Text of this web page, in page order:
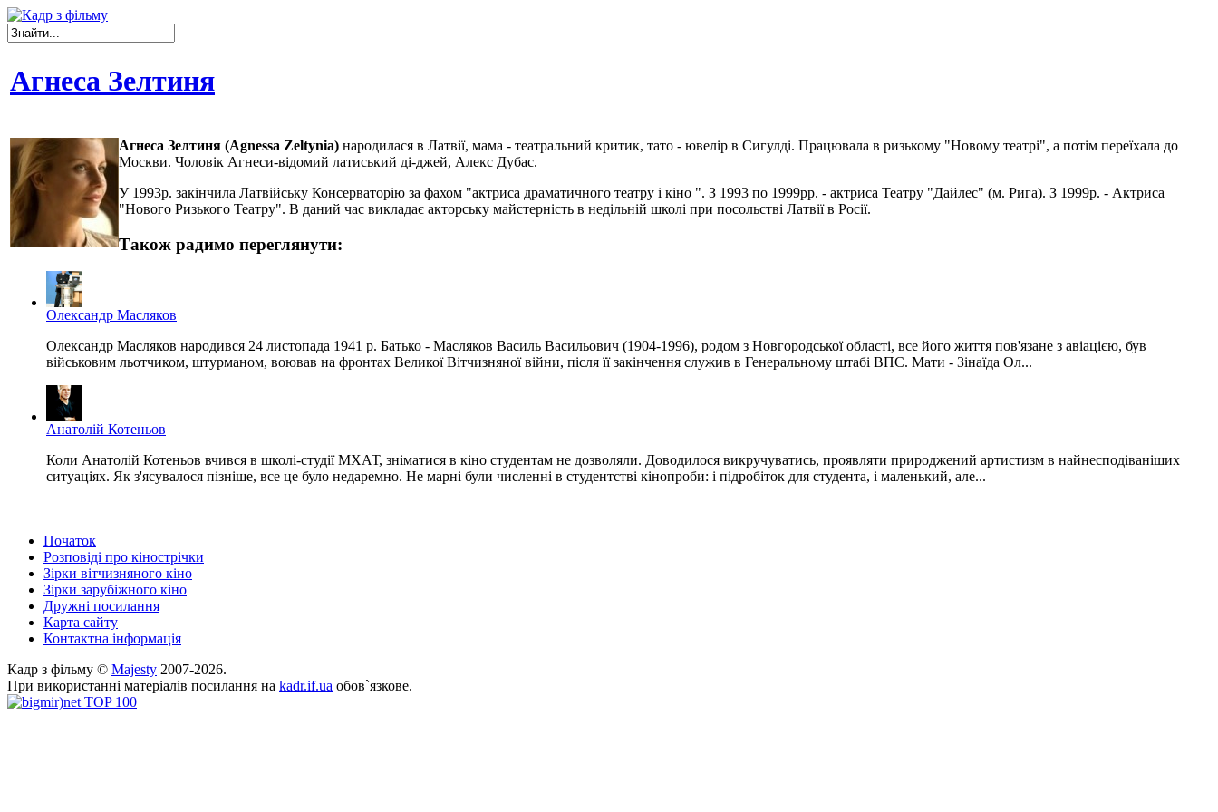
Агнеса Зелтиня
Агнеса Зелтиня (Agnessa Zeltynia) народилася в Латвії, мама - театральний критик, тато - ювелір в Сигулді. Працювала в ризькому "Новому театрі", а потім переїхала до
Москви. Чоловік Агнеси-відомий латиський ді-джей, Алекс Дубас.
У 1993р. закінчила Латвійську Консерваторію за фахом "актриса драматичного театру і кіно ". З 1993 по 1999рр. - актриса Театру "Дайлес" (м. Рига). З 1999р. - Актриса
"Нового Ризького Театру". В даний час викладає акторську майстерність в недільній школі при посольстві Латвії в Росії.
Також радимо переглянути:
Олександр Масляков
Олександр Масляков народився 24 листопада 1941 р. Батько - Масляков Василь Васильович (1904-1996), родом з Новгородської області, все його життя пов'язане з авіацією, був
військовим льотчиком, штурманом, воював на фронтах Великої Вітчизняної війни, після її закінчення служив в Генеральному штабі ВПС. Мати - Зінаїда Ол...
Анатолій Котеньов
Коли Анатолій Котеньов вчився в школі-студії МХАТ, зніматися в кіно студентам не дозволяли. Доводилося викручуватись, проявляти природжений артистизм в найнесподіваніших
ситуаціях. Як з'ясувалося пізніше, все це було недаремно. Не марні були численні в студентстві кінопроби: і підробіток для студента, і маленький, але...
Початок
Розповіді про кінострічки
Зірки вітчизняного кіно
Зірки зарубіжного кіно
Дружні посилання
Карта сайту
Контактна інформація
Кадр з фільму © Majesty 2007-2026.
При використанні матеріалів посилання на kadr.if.ua обов`язкове.